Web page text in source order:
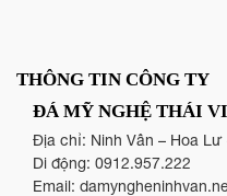
THÔNG TIN CÔNG TY
ĐÁ MỸ NGHỆ THÁI
Địa chỉ: Ninh Vân – Hoa Lư
Di động: 0912.957.222
Email: